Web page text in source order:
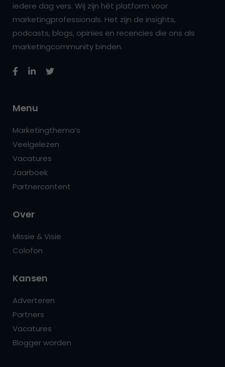
iedere dag vers. Wij zijn hét platform voor
marketingprofessionals. Het zijn de insights,
podcasts, blogs, opinies en recencies die ons als
marketingcommunity binden.
Menu
Marketingthema’s
Veelgelezen
Vacatures
Jaarboek
Partnercontent
Over
Missie & Visie
Colofon
Kansen
Adverteren
Partners
Vacatures
Blogger worden